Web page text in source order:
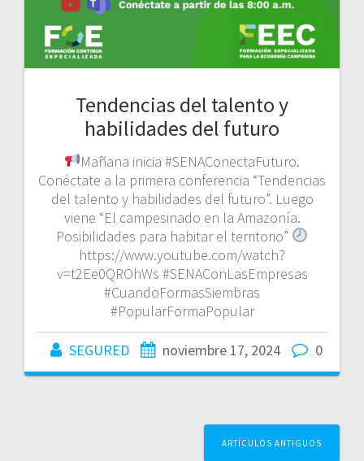
Tendencias del talento y
habilidades del futuro
Mañana inicia #SENAConectaFuturo.
Conéctate a la primera conferencia “Tendencias
del talento y habilidades del futuro”. Luego
viene “El campesinado en la Amazonía.
Posibilidades para habitar el territorio”
https://www.youtube.com/watch?
v=t2Ee0QROhWs #SENAConLasEmpresas
#CuandoFormasSiembras
#PopularFormaPopular
SEGURED noviembre 17, 2024 0
ARTÍCULOS ANTIGUOS